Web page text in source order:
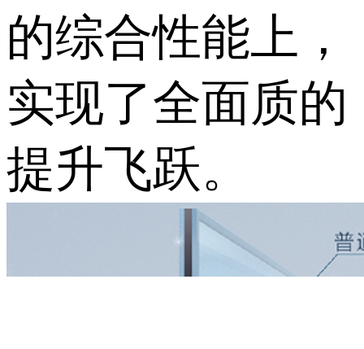
的综合性能上，
实现了全面质的
提升飞跃。